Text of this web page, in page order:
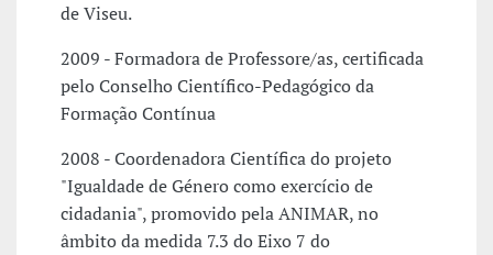
de Viseu.
2009 - Formadora de Professore/as, certificada
pelo Conselho Científico-Pedagógico da
Formação Contínua
2008 - Coordenadora Científica do projeto
"Igualdade de Género como exercício de
cidadania", promovido pela ANIMAR, no
âmbito da medida 7.3 do Eixo 7 do